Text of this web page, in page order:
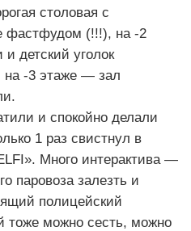
столовая с
(!!!), на -2
детский уголок
на -3 этаже — зал
и спокойно делали
1 раз свистнул в
Много интерактива —
паровоза залезть и
полицейский
тоже можно сесть, можно